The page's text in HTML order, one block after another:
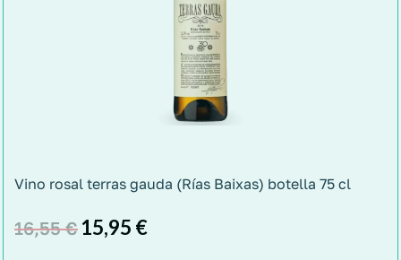
Vino rosal terras gauda (Rías Baixas) botella 75 cl
16,55€ 15,95 €